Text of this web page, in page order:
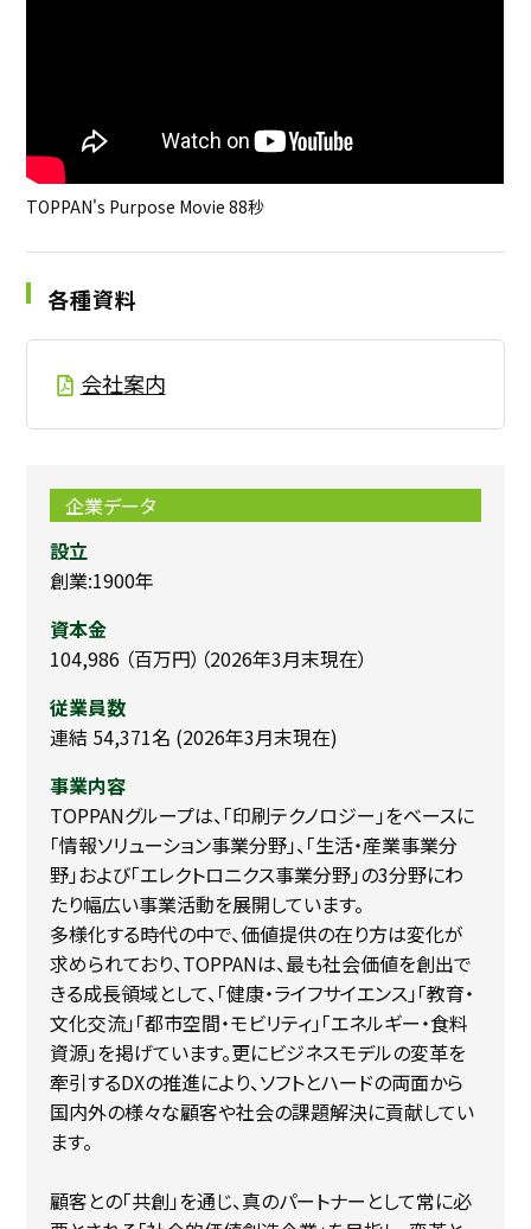
TOPPAN's Purpose Movie 88秒
各種資料
会社案内
企業データ
設立
創業:1900年
資本金
104,986 （百万円）（2026年3月末現在）
従業員数
連結 54,371名 (2026年3月末現在)
事業内容
TOPPANグループは、「印刷テクノロジー」をベースに
「情報ソリューション事業分野」、「生活・産業事業分
野」および「エレクトロニクス事業分野」の3分野にわ
たり幅広い事業活動を展開しています。
多様化する時代の中で、価値提供の在り方は変化が
求められており、TOPPANは、最も社会価値を創出で
きる成長領域として、「健康・ライフサイエンス」「教育・
文化交流」「都市空間・モビリティ」「エネルギー・食料
資源」を掲げています。更にビジネスモデルの変革を
牽引するDXの推進により、ソフトとハードの両面から
国内外の様々な顧客や社会の課題解決に貢献してい
ます。
顧客との「共創」を通じ、真のパートナーとして常に必